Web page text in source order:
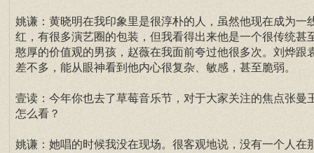
姚谦：黄晓明在我印象里是很淳朴的人，虽然他现在成为一
红，有很多演艺圈的包装，但我看得出来他是一个很传统甚
憨厚的价值观的男孩，赵薇在我面前夸过他很多次。刘烨跟
差不多，能从眼神看到他内心很复杂、敏感，甚至脆弱。
壹读：今年你也去了草莓音乐节，对于大家关注的焦点张曼
怎么看？
姚谦：她唱的时候我没在现场。很客观地说，没有一个人在